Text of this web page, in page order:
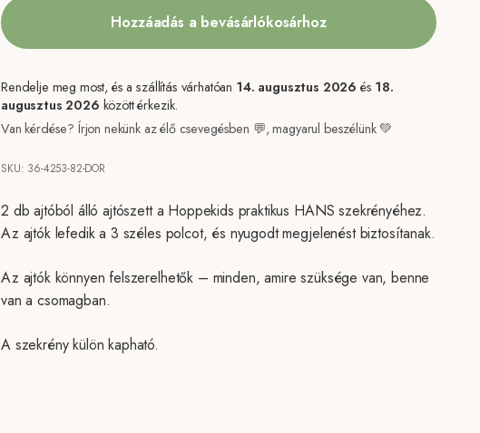
Hozzáadás a bevásárlókosárhoz
Rendelje meg most, és a szállítás várhatóan 14. augusztus 2026 és 18.
augusztus 2026 között érkezik.
Van kérdése? Írjon nekünk az élő csevegésben 💬, magyarul beszélünk 💚
SKU: 36-4253-82-DOR
2 db ajtóból álló ajtószett a Hoppekids praktikus HANS szekrényéhez.
Az ajtók lefedik a 3 széles polcot, és nyugodt megjelenést biztosítanak.
Az ajtók könnyen felszerelhetők – minden, amire szüksége van, benne
van a csomagban.
A szekrény külön kapható.